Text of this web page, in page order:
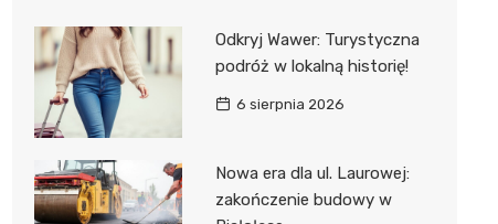
Odkryj Wawer: Turystyczna
podróż w lokalną historię!
6 sierpnia 2026
Nowa era dla ul. Laurowej:
zakończenie budowy w